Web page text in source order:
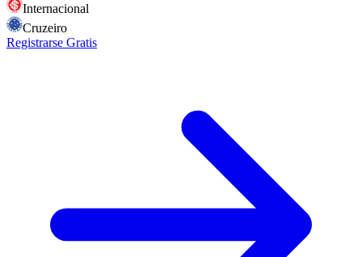
Internacional
Cruzeiro
Registrarse Gratis